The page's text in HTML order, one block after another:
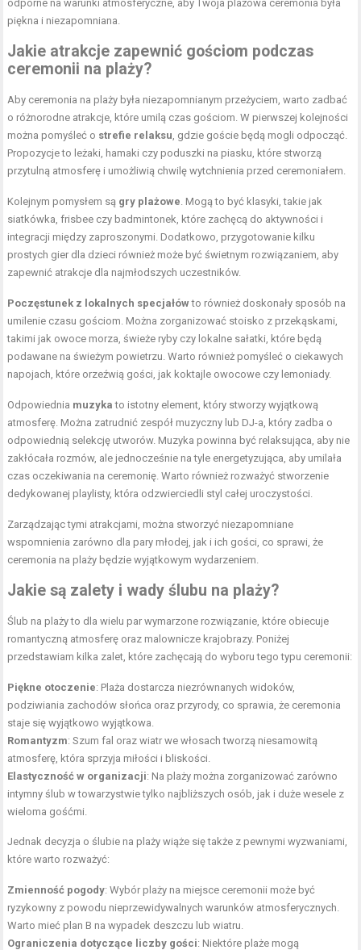
odporne na warunki atmosferyczne, aby Twoja plażowa ceremonia była
piękna i niezapomniana.
Jakie atrakcje zapewnić gościom podczas
ceremonii na plaży?
Aby ceremonia na plaży była niezapomnianym przeżyciem, warto zadbać
o różnorodne atrakcje, które umilą czas gościom. W pierwszej kolejności
można pomyśleć o strefie relaksu , gdzie goście będą mogli odpocząć.
Propozycje to leżaki, hamaki czy poduszki na piasku, które stworzą
przytulną atmosferę i umożliwią chwilę wytchnienia przed ceremoniałem.
Kolejnym pomysłem są gry plażowe . Mogą to być klasyki, takie jak
siatkówka, frisbee czy badmintonek, które zachęcą do aktywności i
integracji między zaproszonymi. Dodatkowo, przygotowanie kilku
prostych gier dla dzieci również może być świetnym rozwiązaniem, aby
zapewnić atrakcje dla najmłodszych uczestników.
Poczęstunek z lokalnych specjałówto również doskonały sposób na
umilenie czasu gościom. Można zorganizować stoisko z przekąskami,
takimi jak owoce morza, świeże ryby czy lokalne sałatki, które będą
podawane na świeżym powietrzu. Warto również pomyśleć o ciekawych
napojach, które orzeźwią gości, jak koktajle owocowe czy lemoniady.
Odpowiednia muzyka to istotny element, który stworzy wyjątkową
atmosferę. Można zatrudnić zespół muzyczny lub DJ-a, który zadba o
odpowiednią selekcję utworów. Muzyka powinna być relaksująca, aby nie
zakłócała rozmów, ale jednocześnie na tyle energetyzująca, aby umilała
czas oczekiwania na ceremonię. Warto również rozważyć stworzenie
dedykowanej playlisty, która odzwierciedli styl całej uroczystości.
Zarządzając tymi atrakcjami, można stworzyć niezapomniane
wspomnienia zarówno dla pary młodej, jak i ich gości, co sprawi, że
ceremonia na plaży będzie wyjątkowym wydarzeniem.
Jakie są zalety i wady ślubu na plaży?
Ślub na plaży to dla wielu par wymarzone rozwiązanie, które obiecuje
romantyczną atmosferę oraz malownicze krajobrazy. Poniżej
przedstawiam kilka zalet, które zachęcają do wyboru tego typu ceremonii:
Piękne otoczenie: Plaża dostarcza niezrównanych widoków,
podziwiania zachodów słońca oraz przyrody, co sprawia, że ceremonia
staje się wyjątkowo wyjątkowa.
Romantyzm: Szum fal oraz wiatr wewłosach tworzą niesamowitą
atmosferę, która sprzyja miłości i bliskości.
Elastyczność w organizacji: Na plaży można zorganizować zarówno
intymny ślub w towarzystwie tylko najbliższych osób, jak i duże wesele z
wieloma gośćmi.
Jednak decyzja o ślubie na plaży wiąże się także z pewnymi wyzwaniami,
które warto rozważyć:
Zmienność pogody: Wybór plaży na miejsce ceremonii może być
ryzykowny z powodu nieprzewidywalnych warunków atmosferycznych.
Warto mieć plan B na wypadek deszczu lub wiatru.
Ograniczenia dotyczące liczby gości: Niektóre plaże mogą